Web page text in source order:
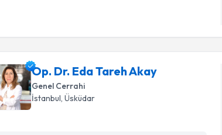
Op. Dr. Eda Tareh Akay
Genel Cerrahi
İstanbul, Üsküdar